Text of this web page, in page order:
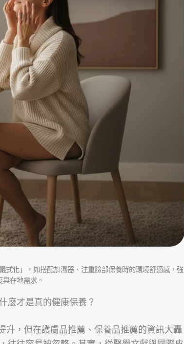
式化」，如搭配加濕器、注重臉部保養時的環境舒適感，強
在地需求。
麼才是真的健康保養？
升，但在護膚品推薦、保養品推薦的資訊大轟